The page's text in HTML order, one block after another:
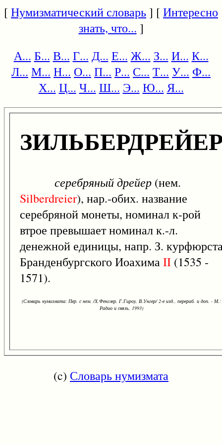
[Нумизматический словарь] [Интересно
знать, что... ]
А... Б... В... Г... Д... Е... Ж... З... И... К...
Л... М... Н... О... П... Р... С... Т... У... Ф...
Х... Ц... Ч... Ш... Э... Ю... Я...
серебряный дрейер (нем.
Silberdreier), нар.-обих. название
серебряной монеты, номинал к-рой
втрое превышает номинал к.-л.
денежной единицы, напр. З.
Бранденбургского ИоахимаII (1535 -
1571).
(Словарь нумизмата: Пер. с нем. /Х.Фенглер, Г.Гироу, В.Унгер/ 2-е изд., перераб. и доп. - М.:
Радио и связь, 1993)
(c) Словарь нумизмата